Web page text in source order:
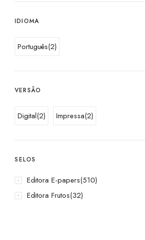
IDIOMA
Português(2)
VERSÃO
Digital(2) Impressa(2)
SELOS
Editora E-papers(510)
Editora Frutos(32)